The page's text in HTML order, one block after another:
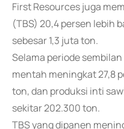
First Resources juga
(TBS) 20,4 persen lebih
sebesar 1,3 juta ton.
Selama periode
mentah meningkat 27,8
ton, dan produksi inti
sekitar 202.300 ton.
TBS yang dipanen